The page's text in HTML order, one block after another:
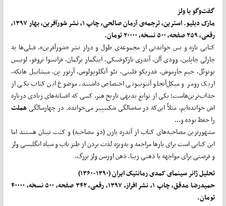
گفت‌­و­گو با ولز
مارک دبلیو. استرین، ترجمه‌ی آرمان صالحی، چاپ ۱، نشر شورآفرین، بهار ۱۳۹۷،
رقعی، ۲۵۹ صفحه، ۵۰۰ نسخه، ۲۰۰۰۰ تومان.
کتابی تازه و بس خواندنی از مجموعه‌ی طول و دراز نشر «شورآفرین». قبلی­‌ها به
چارلی چاپلین، وودی آلن، آندری تارکوفسکی، اینگمار برگمان، فرانسوا تروفو، لوییس
بونوئل، جیم جارموش، فدریکو فلینی، تئو آنگلوپولوس، آرتور پن، میشاییل هانکه،
اریک رومر و میکل‌آنجلو آنتونیونی اختصاص داشتند. موضوع این کتاب یکی از
جذاب­‌ترین­‌هاست؛ یکی از نوابغ بدیهی تاریخ هنر. کسی که افسانه‌­های زیادی درباره­‌
اش خوانده‌ایم. مثلاً این‌که در سه‌سالگی شکسپیر می‌­خوانده­. در چهارسالگیهملت
را حفظ بوده و...
مشهورترین مصاحبه‌­های کتاب از آندره بازن (دو مصاحبه) و کنت تینان هستند اما
این کتابی است برای بارها مراجعه و به‌­ویژه لذت بردن از طنز ناب و سیاه انگلیسی ولز
و فرصتی برای مواجهه با ذهنی زیبا، ذهن اورسن ولز بزرگ.
تحلیل ژانر سینمای کمدی رمانتیک ایران (۱۳۹۰‌-۱۳۶۰‌)
حمیدرضا مدقق، چاپ ۱، نشر افراز، ۱۳۹۷، رقعی، ۳۴۲ صفحه، ۵۰۰ نسخه، ۴۰۰۰۰
تومان.